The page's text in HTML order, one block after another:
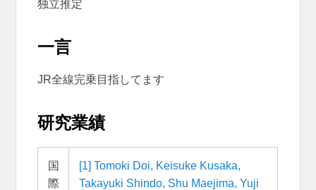
独立推定
一言
JR全線完乗目指してます
研究業績
国
際
[1] Tomoki Doi, Keisuke Kusaka,
Takayuki Shindo, Shu Maejima, Yuji